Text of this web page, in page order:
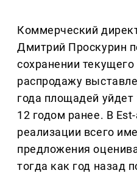
Коммерческий
Дмитрий Проскурин
сохранении текущего
распродажу
года площадей
12 годом ранее. В
реализации всего
предложения
тогда как год назад